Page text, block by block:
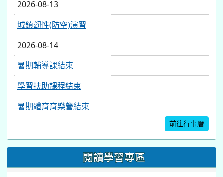
2026-08-13
城鎮韌性(防空)演習
2026-08-14
暑期輔導課結束
學習扶助課程結束
暑期體育育樂營結束
前往行事曆
閱讀學習專區